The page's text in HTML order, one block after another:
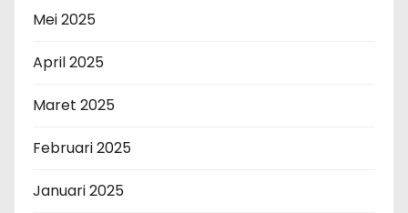
Mei 2025
April 2025
Maret 2025
Februari 2025
Januari 2025